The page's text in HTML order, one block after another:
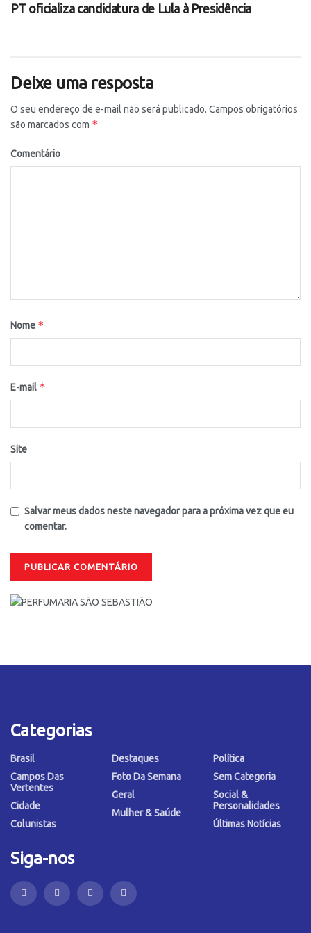
PT oficializa candidatura de Lula à Presidência
Deixe uma resposta
O seu endereço de e-mail não será publicado. Campos obrigatórios
são marcados com *
Comentário
Nome *
E-mail *
Site
Salvar meus dados neste navegador para a próxima vez que eu
comentar.
Categorias
Brasil
Campos Das
Vertentes
Cidade
Colunistas
Destaques
Foto Da Semana
Geral
Mulher & Saúde
Política
Sem Categoria
Social &
Personalidades
Últimas Notícias
Siga-nos